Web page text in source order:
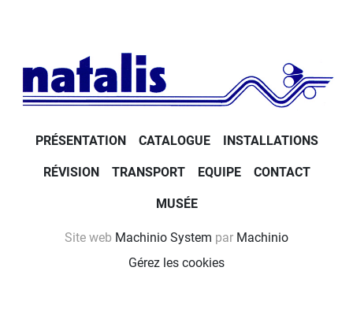
PRÉSENTATION CATALOGUE INSTALLATIONS
RÉVISION TRANSPORT EQUIPE CONTACT
MUSÉE
Site web Machinio System par Machinio
Gérez les cookies